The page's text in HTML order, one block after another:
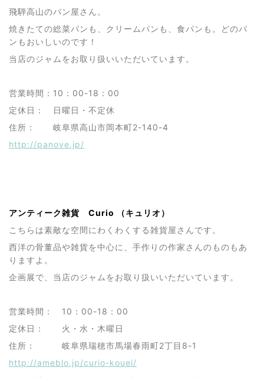
飛騨高山のパン屋さん。
焼きたての総菜パンも、クリームパンも、食パンも。どのパ
ンもおいしいのです！
当店のジャムをお取り扱いいただいています。
営業時間：10：00-18：00
定休日： 日曜日・不定休
住所： 岐阜県高山市岡本町2-140-4
http://panove.jp/
アンティーク雑貨 Curio （キュリオ）
こちらは素敵な空間にわくわくする雑貨屋さんです。
西洋の骨董品や雑貨を中心に、手作りの作家さんのものもあ
りますよ。
企画展で、当店のジャムをお取り扱いいただいています。
営業時間： 10：00-18：00
定休日： 火・水・木曜日
住所： 岐阜県瑞穂市馬場春雨町2丁目8-1
http://ameblo.jp/curio-kouei/